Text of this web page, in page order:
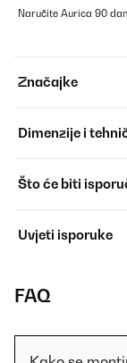
Naručite Aurica 90
Značajke
Dimenzije i
Što će biti
Uvjeti isporuke
FAQ